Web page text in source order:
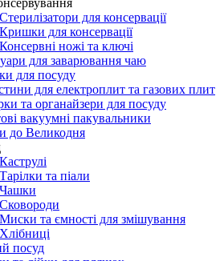
Стерилізатори для консервації
Кришки для консервації
Консервні ножі та ключі
для заварювання чаю
для посуду
для електроплит та газових плит
та органайзери для посуду
вакуумні пакувальники
до Великодня
Каструлі
Тарілки та піали
Чашки
Сковороди
Миски та ємності для змішування
Хлібниці
посуд